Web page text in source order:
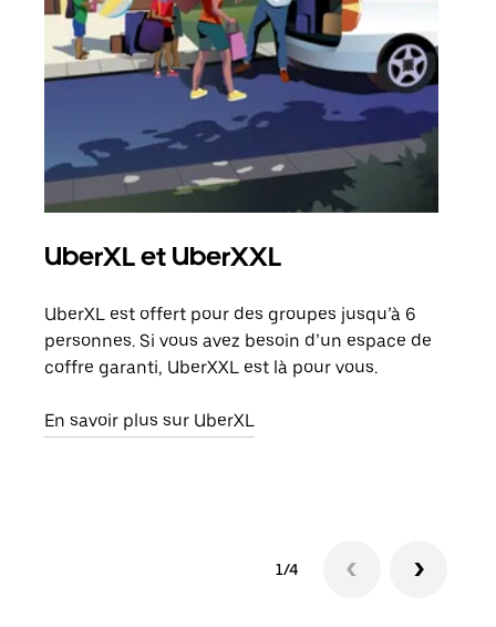
UberXL et UberXXL
UberXL est offert pour des groupes jusqu’à 6
personnes. Si vous avez besoin d’un espace de
coffre garanti, UberXXL est là pour vous.
En savoir plus sur UberXL
1/4